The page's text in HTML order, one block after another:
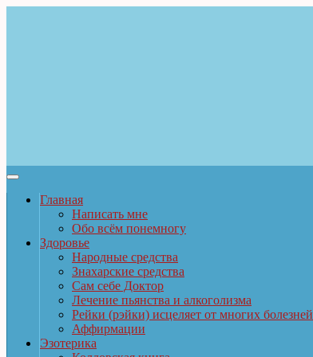
Главная
Написать мне
Обо всём понемногу
Здоровье
Народные средства
Знахарские средства
Сам себе Доктор
Лечение пьянства и алкоголизма
Рейки (рэйки) исцеляет от многих болезней
Аффирмации
Эзотерика